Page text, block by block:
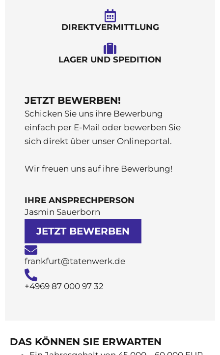
DIREKTVERMITTLUNG
LAGER UND SPEDITION
JETZT BEWERBEN!
Schicken Sie uns ihre Bewerbung
einfach per E-Mail oder bewerben Sie
sich direkt über unser Onlineportal.
Wir freuen uns auf ihre Bewerbung!
IHRE ANSPRECHPERSON
Jasmin Sauerborn
frankfurt@tatenwerk.de
JETZT BEWERBEN
+4969 87 000 97 32
DAS KÖNNEN SIE ERWARTEN